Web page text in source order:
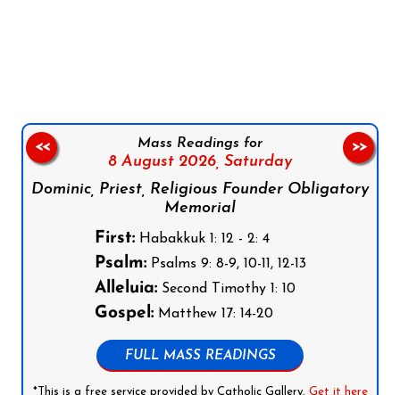
Mass Readings for
8 August 2026, Saturday
Dominic, Priest, Religious Founder Obligatory
Memorial
First:Habakkuk 1: 12 - 2: 4
Psalm:Psalms 9: 8-9, 10-11, 12-13
Alleluia:Second Timothy 1: 10
Gospel:Matthew 17: 14-20
FULL MASS READINGS
*This is a free service provided by Catholic Gallery. Get it here
<< >>